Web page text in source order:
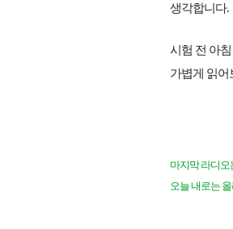
생각합니다.
시험 전 아
가볍게 읽어
마지막 라디오
오늘 내로는